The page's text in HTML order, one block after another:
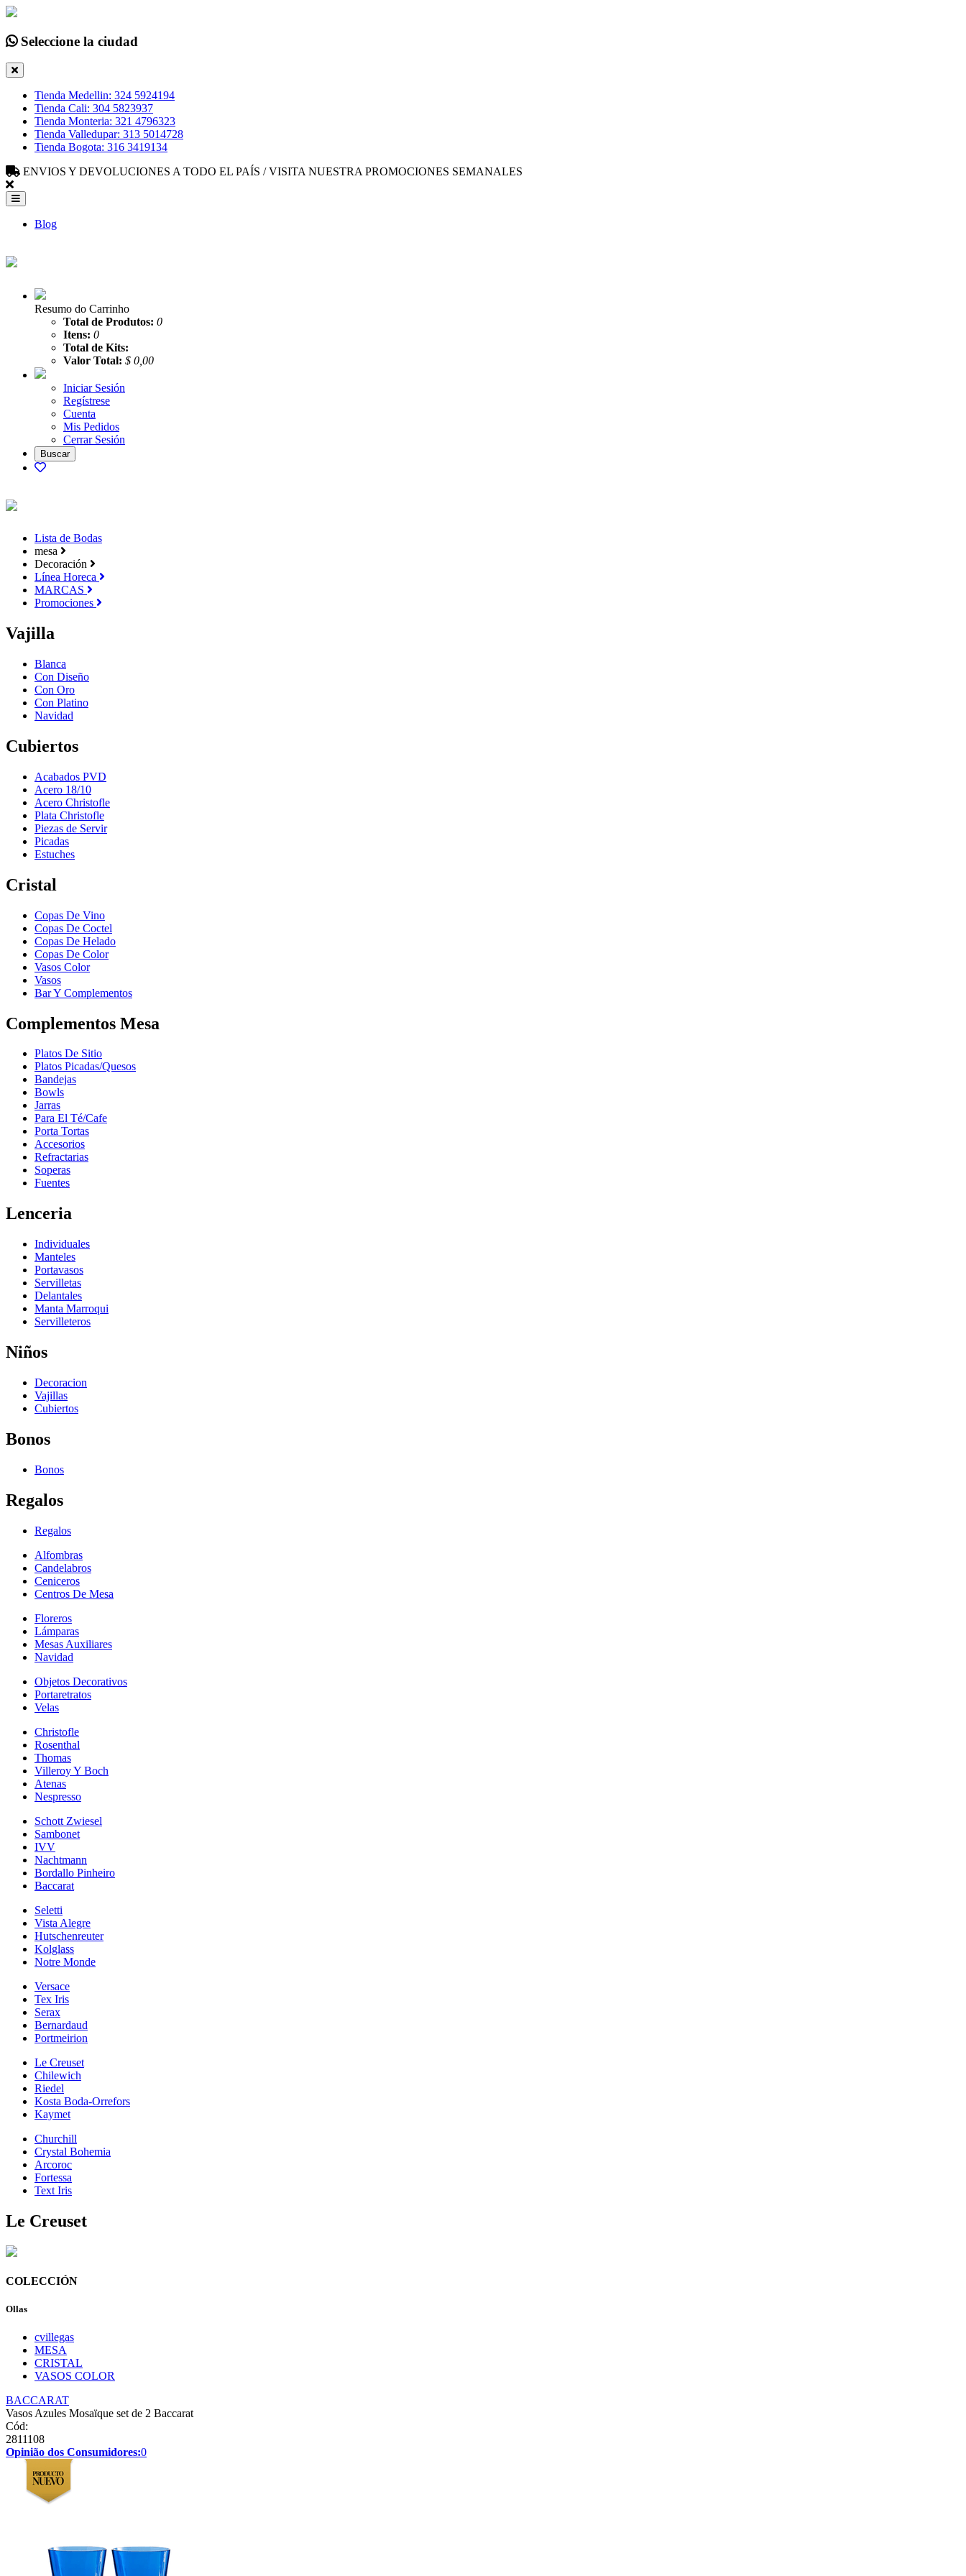
Seleccione la ciudad
Tienda Medellin: 324 5924194
Tienda Cali: 304 5823937
Tienda Monteria: 321 4796323
Tienda Valledupar: 313 5014728
Tienda Bogota: 316 3419134
ENVIOS Y DEVOLUCIONES A TODO EL PAÍS / VISITA NUESTRA PROMOCIONES SEMANALES
Blog
Resumo do Carrinho
Total de Produtos: 0
Itens: 0
Total de Kits:
Valor Total: $ 0,00
Iniciar Sesión
Regístrese
Cuenta
Mis Pedidos
Cerrar Sesión
Lista de Bodas
mesa
Decoración
Línea Horeca
MARCAS
Promociones
Vajilla
Blanca
Con Diseño
Con Oro
Con Platino
Navidad
Cubiertos
Acabados PVD
Acero 18/10
Acero Christofle
Plata Christofle
Piezas de Servir
Picadas
Estuches
Cristal
Copas De Vino
Copas De Coctel
Copas De Helado
Copas De Color
Vasos Color
Vasos
Bar Y Complementos
Complementos Mesa
Platos De Sitio
Platos Picadas/Quesos
Bandejas
Bowls
Jarras
Para El Té/Cafe
Porta Tortas
Accesorios
Refractarias
Soperas
Fuentes
Lenceria
Individuales
Manteles
Portavasos
Servilletas
Delantales
Manta Marroqui
Servilleteros
Niños
Decoracion
Vajillas
Cubiertos
Bonos
Bonos
Regalos
Regalos
Alfombras
Candelabros
Ceniceros
Centros De Mesa
Floreros
Lámparas
Mesas Auxiliares
Navidad
Objetos Decorativos
Portaretratos
Velas
Christofle
Rosenthal
Thomas
Villeroy Y Boch
Atenas
Nespresso
Schott Zwiesel
Sambonet
IVV
Nachtmann
Bordallo Pinheiro
Baccarat
Seletti
Vista Alegre
Hutschenreuter
Kolglass
Notre Monde
Versace
Tex Iris
Serax
Bernardaud
Portmeirion
Le Creuset
Chilewich
Riedel
Kosta Boda-Orrefors
Kaymet
Churchill
Crystal Bohemia
Arcoroc
Fortessa
Text Iris
Le Creuset
COLECCIÓN
Ollas
cvillegas
MESA
CRISTAL
VASOS COLOR
BACCARAT
Vasos Azules Mosaïque set de 2 Baccarat
Cód:
2811108
Opinião dos Consumidores:0